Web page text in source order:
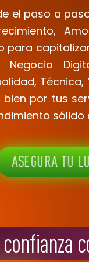
el paso a
para
por tus
ASEGURA TU